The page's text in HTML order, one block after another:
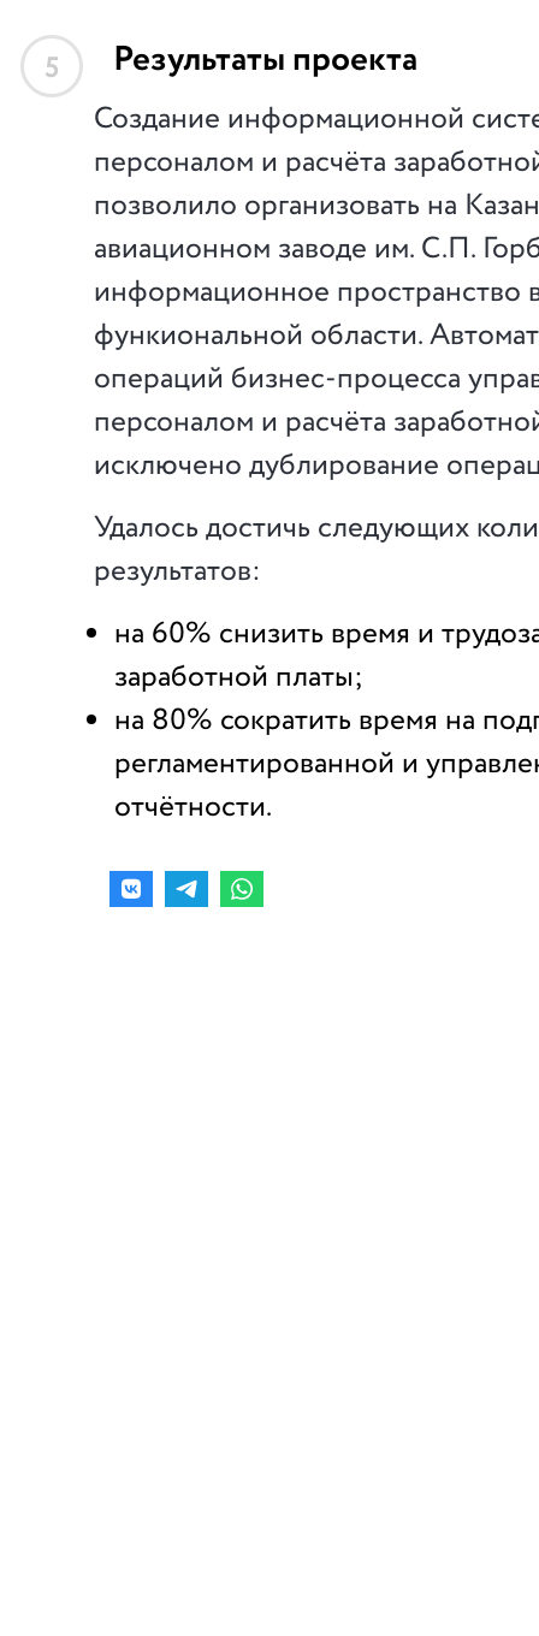
5 Результаты проекта
Создание информационной
персоналом и расчёта
позволило организовать на
авиационном заводе им. С.П.
информационное пространство
функиональной области.
операций бизнес-процесса
персоналом и расчёта
исключено дублирование
Удалось достичь следующих
результатов:
на 60% снизить время и
заработной платы;
на 80% сократить время на
регламентированной и
отчётности.